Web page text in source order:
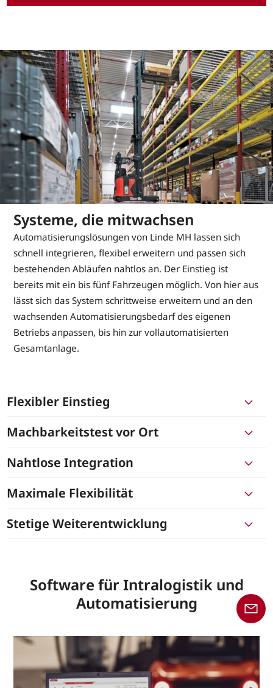
Systeme, die mitwachsen
Automatisierungslösungen von Linde MH lassen sich
schnell integrieren, flexibel erweitern und passen sich
bestehenden Abläufen nahtlos an. Der Einstieg ist
bereits mit ein bis fünf Fahrzeugen möglich. Von hier aus
lässt sich das System schrittweise erweitern und an den
wachsenden Automatisierungsbedarf des eigenen
Betriebs anpassen, bis hin zur vollautomatisierten
Gesamtanlage.
Flexibler Einstieg
Machbarkeitstest vor Ort
Nahtlose Integration
Maximale Flexibilität
Stetige Weiterentwicklung
Software für Intralogistik und
Automatisierung